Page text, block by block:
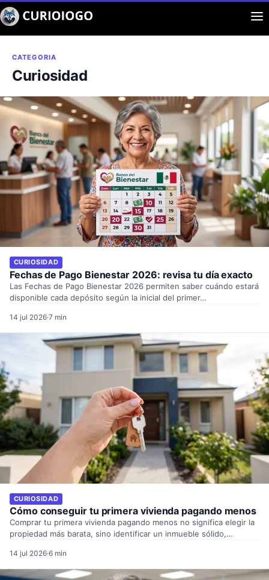
Aplicaciones
Curiosidad
Entretenimiento
CATEGORIA
Curiosidad
CURIOSIDAD
Fechas de Pago Bienestar 2026: revisa tu día exacto
Las Fechas de Pago Bienestar 2026 permiten saber cuándo estará
disponible cada depósito según la inicial del primer…
14 jul 2026·7 min
CURIOSIDAD
Cómo conseguir tu primera vivienda pagando menos
Comprar tu primera vivienda pagando menos no significa elegir la
propiedad más barata, sino identificar un inmueble sólido,…
14 jul 2026·6 min